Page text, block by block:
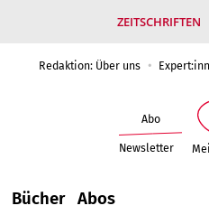
ZEITSCHRIFTEN
Redaktion: Über uns
Abo
Newsletter
Bücher Abos